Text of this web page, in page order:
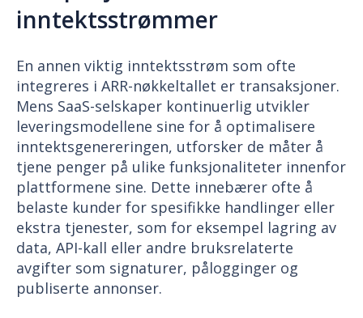
inntektsstrømmer
En annen viktig inntektsstrøm som ofte
integreres i ARR-nøkkeltallet er transaksjoner.
Mens SaaS-selskaper kontinuerlig utvikler
leveringsmodellene sine for å optimalisere
inntektsgenereringen, utforsker de måter å
tjene penger på ulike funksjonaliteter innenfor
plattformene sine. Dette innebærer ofte å
belaste kunder for spesifikke handlinger eller
ekstra tjenester, som for eksempel lagring av
data, API-kall eller andre bruksrelaterte
avgifter som signaturer, pålogginger og
publiserte annonser.